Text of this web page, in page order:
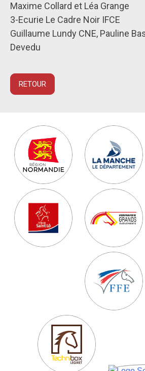
Maxime Collard et Léa Grange
3-Ecurie Le Cadre Noir IFCE
Guillaume Lundy CNE, Pauline
Devedu
RETOUR